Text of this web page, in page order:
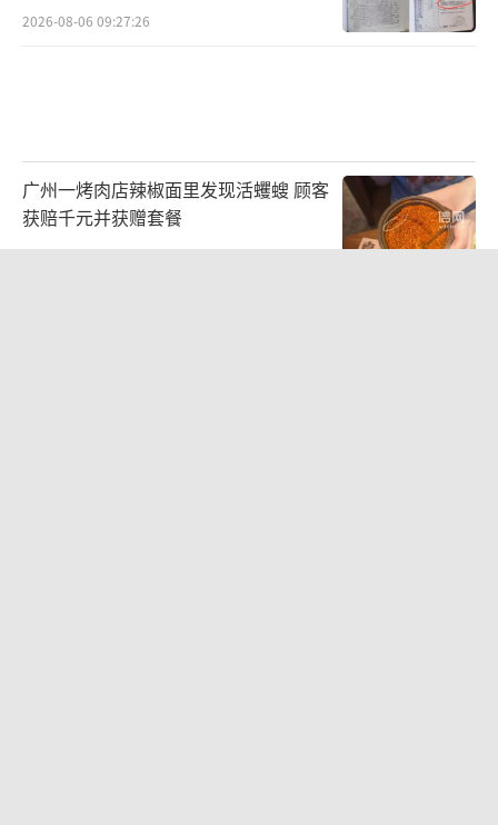
2026-08-06 09:27:26
广州一烤肉店辣椒面里发现活蠼螋 顾客
获赔千元并获赠套餐
2026-08-05 17:13:34